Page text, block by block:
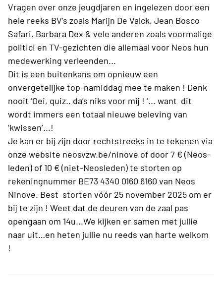
Vragen over onze jeugdjaren en ingelezen door een
hele reeks BV’s zoals Marijn De Valck, Jean Bosco
Safari, Barbara Dex & vele anderen zoals voormalige
politici en TV-gezichten die allemaal voor Neos hun
medewerking verleenden...
Dit is een buitenkans om opnieuw een
onvergetelijke top-namiddag mee te maken ! Denk
nooit ‘Oei, quiz.. da’s niks voor mij ! ‘... want dit
wordt immers een totaal nieuwe beleving van
‘kwissen’...!
Je kan er bij zijn door rechtstreeks in te tekenen via
onze website neosvzw.be/ninove of door 7 € (Neos-
leden) of 10 € (niet-Neosleden) te storten op
rekeningnummer BE73 4340 0160 6160 van Neos
Ninove. Best storten vóór 25 november 2025 om er
bij te zijn ! Weet dat de deuren van de zaal pas
opengaan om 14u...We kijken er samen met jullie
naar uit…en heten jullie nu reeds van harte welkom
!